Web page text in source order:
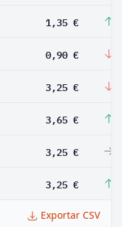
1,35 €
0,90 €
3,25 €
3,65 €
3,25 €
3,25 €
Exportar CSV